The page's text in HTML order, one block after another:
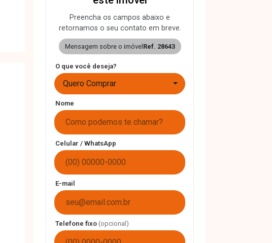
Preencha os campos abaixo e
retornamos o seu contato em breve.
Mensagem sobre o imóvel Ref. 28643
O que você deseja?
Quero Comprar
Nome
Celular / WhatsApp
E-mail
Telefone fixo (opcional)